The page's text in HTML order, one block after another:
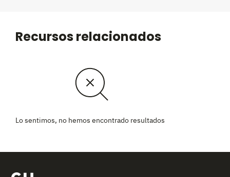
Recursos relacionados
Lo sentimos, no hemos encontrado resultados